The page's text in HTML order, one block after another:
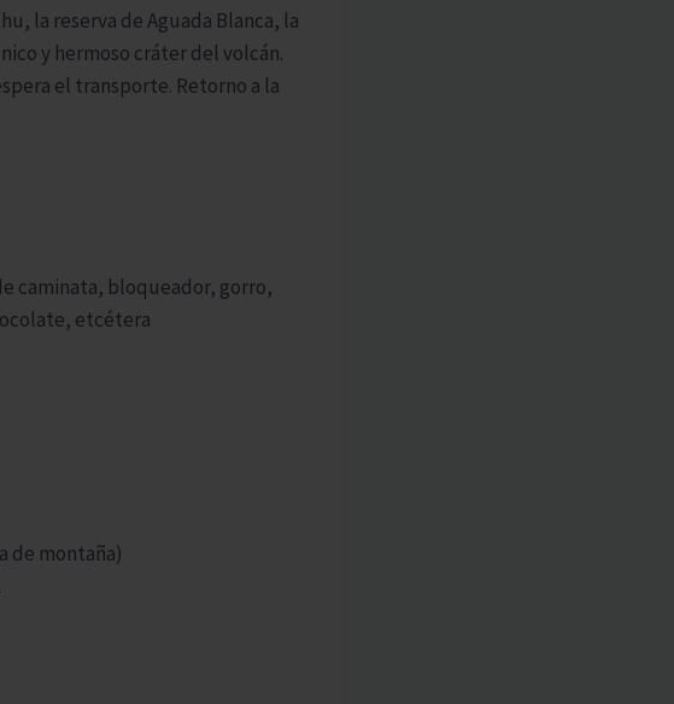
la reserva de Aguada Blanca, la
y hermoso cráter del volcán.
el transporte. Retorno a la
caminata, bloqueador, gorro,
etcétera
de montaña)